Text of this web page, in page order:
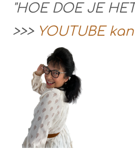
"HOE DOE JE
>>> YOUTUBE